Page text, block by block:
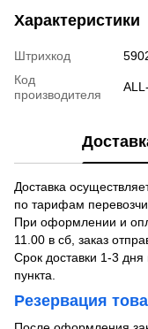
Характеристики
Штрихкод
Код
производителя
Доставка
по тарифам
При оформлении и
11.00 в сб, заказ
Срок доставки 1-3 дня
пункта.
Резервация